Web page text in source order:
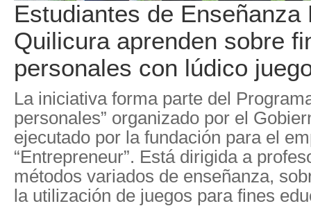
Estudiantes de Enseñanza
Quilicura aprenden sobre
personales con lúdico
La iniciativa forma parte del
personales” organizado por el
ejecutado por la fundación para el
“Entrepreneur”. Está dirigida a
métodos variados de enseñanza,
la utilización de juegos para fines